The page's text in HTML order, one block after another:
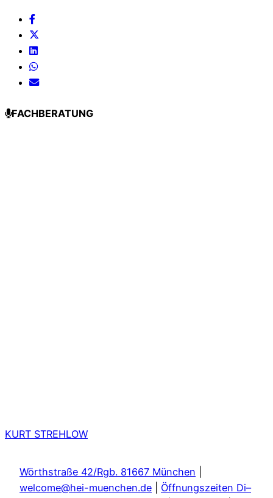
FACHBERATUNG
KURT STREHLOW
Wörthstraße 42/Rgb. 81667 München
welcome@hei-muenchen.de
Öffnungszeiten Di–